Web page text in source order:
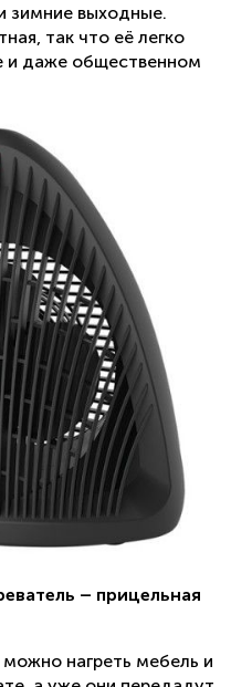
зимние выходные.
так что её легко
и даже общественном
– прицельная
нагреть мебель и